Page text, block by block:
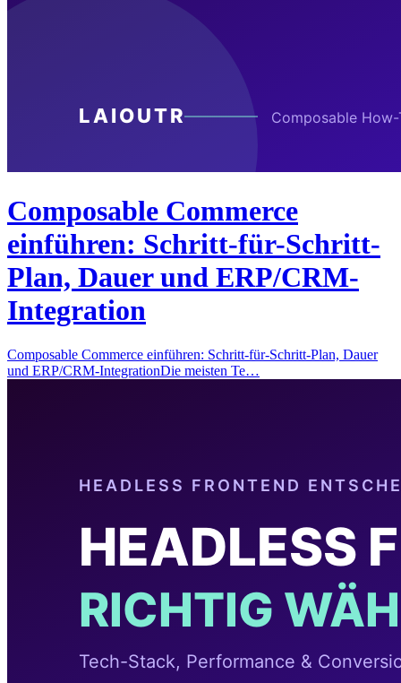
Composable Commerce
einführen: Schritt-für-Schritt-
Plan, Dauer und ERP/CRM-
Integration
Composable Commerce einführen: Schritt-für-Schritt-Plan, Dauer
und ERP/CRM-IntegrationDie meisten Te…